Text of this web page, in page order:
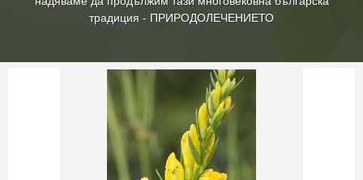
традиция - ПРИРОДОЛЕЧЕНИЕТО